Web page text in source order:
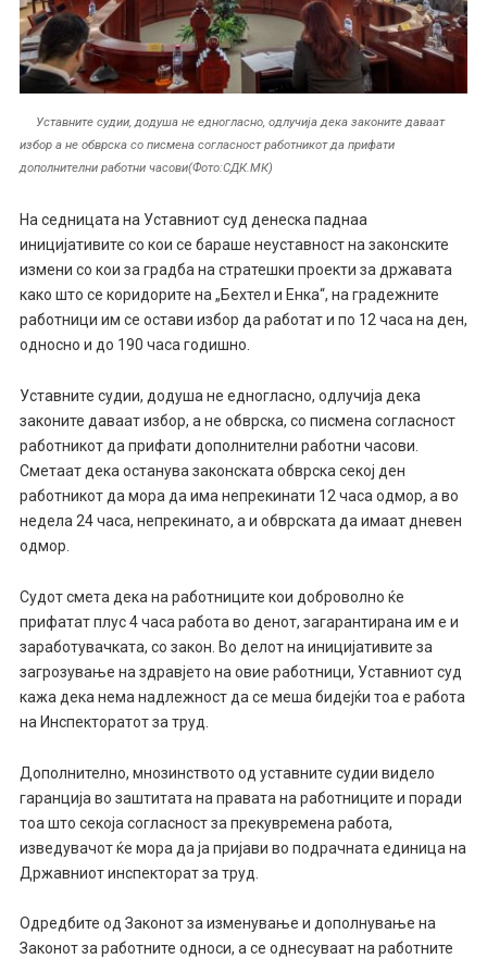
Уставните судии, додуша не едногласно, одлучија дека законите даваат
избор а не обврска со писмена согласност работникот да прифати
дополнителни работни часови(Фото:СДК.МК)
На седницата на Уставниот суд денеска паднаа
иницијативите со кои се бараше неуставност на законските
измени со кои за градба на стратешки проекти за државата
како што се коридорите на „Бехтел и Енка“, на градежните
работници им се остави избор да работат и по 12 часа на ден,
односно и до 190 часа годишно.
Уставните судии, додуша не едногласно, одлучија дека
законите даваат избор, а не обврска, со писмена согласност
работникот да прифати дополнителни работни часови.
Сметаат дека останува законската обврска секој ден
работникот да мора да има непрекинати 12 часа одмор, а во
недела 24 часа, непрекинато, а и обврската да имаат дневен
одмор.
Судот смета дека на работниците кои доброволно ќе
прифатат плус 4 часа работа во денот, загарантирана им е и
заработувачката, со закон. Во делот на иницијативите за
загрозување на здравјето на овие работници, Уставниот суд
кажа дека нема надлежност да се меша бидејќи тоа е работа
на Инспекторатот за труд.
Дополнително, мнозинството од уставните судии видело
гаранција во заштитата на правата на работниците и поради
тоа што секоја согласност за прекувремена работа,
изведувачот ќе мора да ја пријави во подрачната единица на
Државниот инспекторат за труд.
Одредбите од Законот за изменување и дополнување на
Законот за работните односи, а се однесуваат на работните